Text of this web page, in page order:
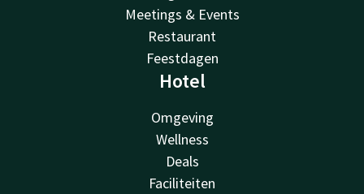
Meetings & Events
Restaurant
Feestdagen
Hotel
Omgeving
Wellness
Deals
Faciliteiten